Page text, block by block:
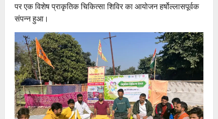
पर एक विशेष प्राकृतिक चिकित्सा शिविर का आयोजन हर्षोल्लासपूर्वक
संपन्न हुआ।